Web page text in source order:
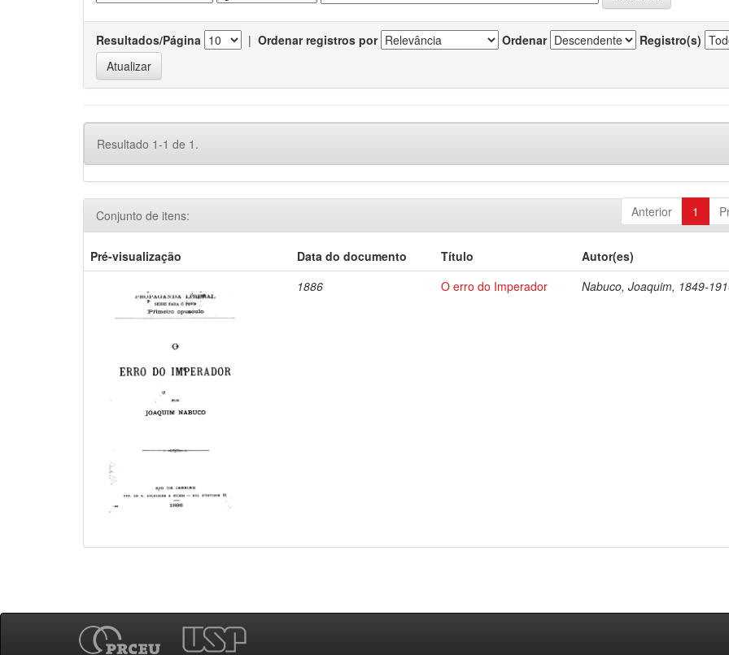
Resultados/Página | Ordenar registros por Ordenar Registro(s)
Resultado 1-1 de 1.
Anterior 1
Conjunto de itens:
Pré-visualização Data do documento Título
Autor(es)
1886
O erro do Imperador Nabuco, Joaquim, 1849-